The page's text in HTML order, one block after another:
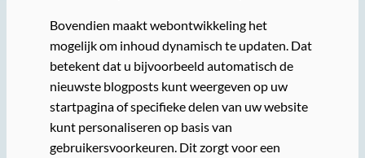
Bovendien maakt webontwikkeling het
mogelijk om inhoud dynamisch te updaten. Dat
betekent dat u bijvoorbeeld automatisch de
nieuwste blogposts kunt weergeven op uw
startpagina of specifieke delen van uw website
kunt personaliseren op basis van
gebruikersvoorkeuren. Dit zorgt voor een